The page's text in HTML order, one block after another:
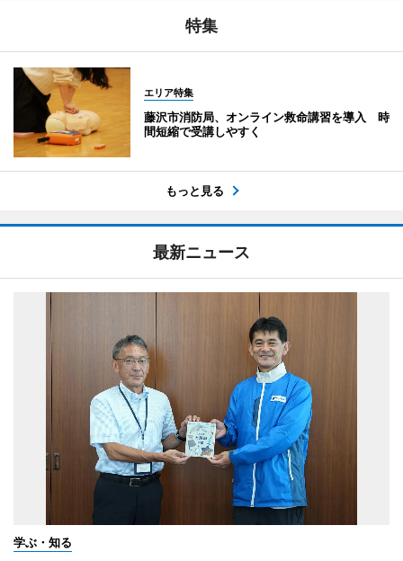
特集
エリア特集
藤沢市消防局、オンライン救命講習を導入 時
間短縮で受講しやすく
もっと見る
最新ニュース
学ぶ・知る